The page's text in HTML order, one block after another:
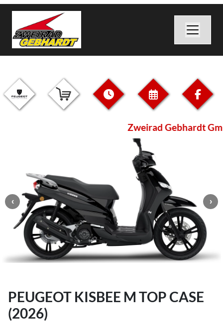
Zweirad Gebhardt
PEUGEOT KISBEE M TOP CASE
(2026)